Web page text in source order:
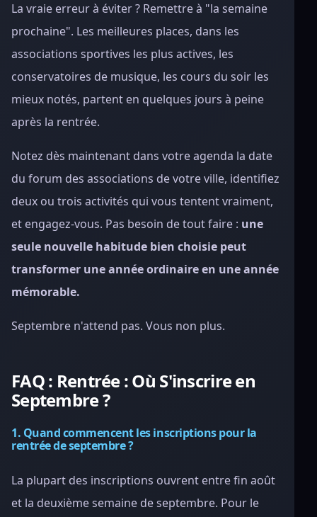
La vraie erreur à éviter ? Remettre à "la semaine
prochaine". Les meilleures places, dans les
associations sportives les plus actives, les
conservatoires de musique, les cours du soir les
mieux notés, partent en quelques jours à peine
après la rentrée.
Notez dès maintenant dans votre agenda la date
du forum des associations de votre ville, identifiez
deux ou trois activités qui vous tentent vraiment,
et engagez-vous. Pas besoin de tout faire : une
seule nouvelle habitude bien choisie peut
transformer une année ordinaire en une année
mémorable.
Septembre n'attend pas. Vous non plus.
FAQ : Rentrée : Où S'inscrire en
Septembre ?
1. Quand commencent les inscriptions pour la
rentrée de septembre ?
La plupart des inscriptions ouvrent entre fin août
et la deuxième semaine de septembre. Pour le